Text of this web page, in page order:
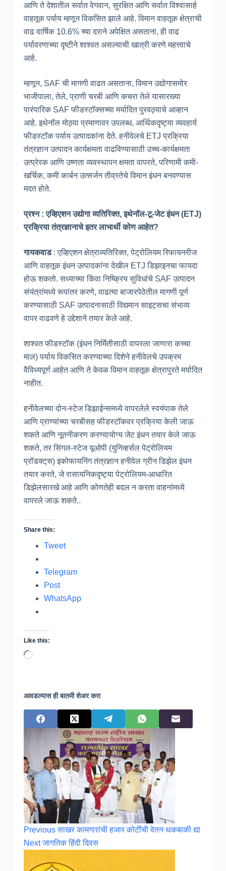
आणि ते देशातील सर्वात वेगवान, सुरक्षित आणि सर्वात विश्वासार्ह
वाहतूक पर्याय म्हणून विकसित झाले आहे. विमान वाहतूक क्षेत्राची
वाढ वार्षिक 10.6% च्या दराने अपेक्षित असताना, ही वाढ
पर्यावरणाच्या दृष्टीने शाश्वत असल्याची खात्री करणे महत्त्वाचे
आहे.
म्हणून, SAF ची मागणी वाढत असताना, विमान उद्योगासमोर
भाजीपाला, तेले, प्राणी चरबी आणि कचरा तेले यासारख्या
पारंपारिक SAF फीडस्टॉक्सच्या मर्यादित पुरवठ्याचे आव्हान
आहे. इथेनॉल मोठ्या प्रमाणावर उपलब्ध, आर्थिकदृष्ट्या व्यवहार्य
फीडस्टॉक पर्याय उत्पादकांना देते. हनीवेलचे ETJ प्रक्रिया
तंत्रज्ञान उत्पादन कार्यक्षमता वाढविण्यासाठी उच्च-कार्यक्षमता
उत्प्रेरक आणि उष्णता व्यवस्थापन क्षमता वापरते, परिणामी कमी-
खर्चिक, कमी कार्बन उत्सर्जन तीव्रतेचे विमान इंधन बनवण्यास
मदत होते.
प्रश्न : एव्हिएशन उद्योगा व्यतिरिक्त, इथेनॉल-टू-जेट इंधन (ETJ)
प्रक्रिया तंत्रज्ञानाचे इतर लाभार्थी कोण आहेत?
गायकवाड : एव्हिएशन क्षेत्राव्यतिरिक्त, पेट्रोलियम रिफायनरीज
आणि वाहतूक इंधन उत्पादकांना देखील ETJ डिझाइनचा फायदा
होऊ शकतो. सध्याच्या किंवा निष्क्रिय सुविधांचे SAF उत्पादन
संयंत्रांमध्ये रूपांतर करणे, वाढत्या बाजारपेठेतील मागणी पूर्ण
करण्यासाठी SAF उत्पादनासाठी विद्यमान साइट्सचा संभाव्य
वापर वाढवणे हे उद्देशाने तयार केले आहे.
शाश्वत फीडस्टॉक (इंधन निर्मितीसाठी वापरला जाणारा कच्चा
माल) पर्याय विकसित करण्याच्या दिशेने हनीवेलचे उपक्रम
वैविध्यपूर्ण आहेत आणि ते केवळ विमान वाहतूक क्षेत्रापुरते मर्यादित
नाहीत.
हनीवेलच्या दोन-स्टेज डिझाईन्समध्ये वापरलेले स्वयंपाक तेले
आणि प्राण्यांच्या चरबीसह फीडस्टॉकवर प्रक्रिया केली जाऊ
शकते आणि नूतनीकरण करण्यायोग्य जेट इंधन तयार केले जाऊ
शकते, तर सिंगल-स्टेज यूओपी (युनिव्हर्सल पेट्रोलियम
प्रॉडक्ट्‌स) इकोफायनिंग तंत्रज्ञान हनीवेल ग्रीन डिझेल इंधन
तयार करते, जे रासायनिकदृष्ट्या पेट्रोलियम-आधारित
डिझेलसारखे आहे आणि कोणतेही बदल न करता वाहनांमध्ये
वापरले जाऊ शकते..
Share this:
Tweet
Telegram
Post
WhatsApp
Like this:
Loading…
आवडल्यास ही बातमी शेअर करा
Previousसाखर कामगारांची हजार कोटींची वेतन थकबाकी द्या
Nextजागतिक हिंदी दिवस